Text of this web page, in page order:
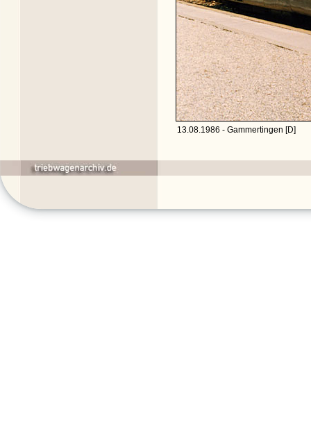
13.08.1986 - Gammertingen [D]